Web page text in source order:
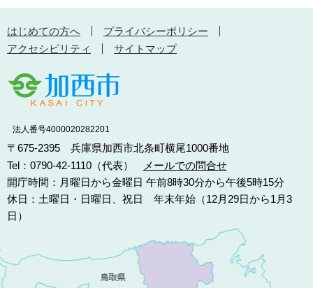
はじめての方へ
プライバシーポリシー
アクセシビリティ
サイトマップ
法人番号4000020282201
〒675-2395 兵庫県加西市北条町横尾1000番地
Tel：0790-42-1110（代表）
メールでの問合せ
開庁時間：月曜日から金曜日 午前8時30分から午後5時15分
休日：土曜日・日曜日、祝日 年末年始（12月29日から1月3
日）